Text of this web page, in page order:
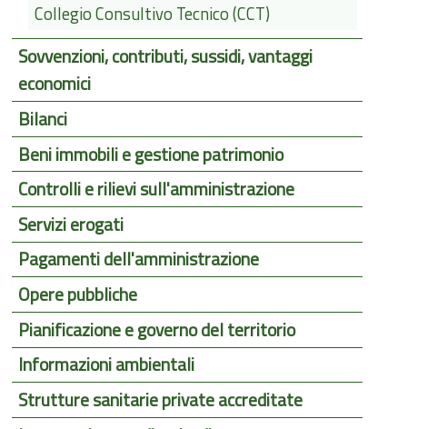
Collegio Consultivo Tecnico (CCT)
Sovvenzioni, contributi, sussidi, vantaggi
economici
Bilanci
Beni immobili e gestione patrimonio
Controlli e rilievi sull'amministrazione
Servizi erogati
Pagamenti dell'amministrazione
Opere pubbliche
Pianificazione e governo del territorio
Informazioni ambientali
Strutture sanitarie private accreditate